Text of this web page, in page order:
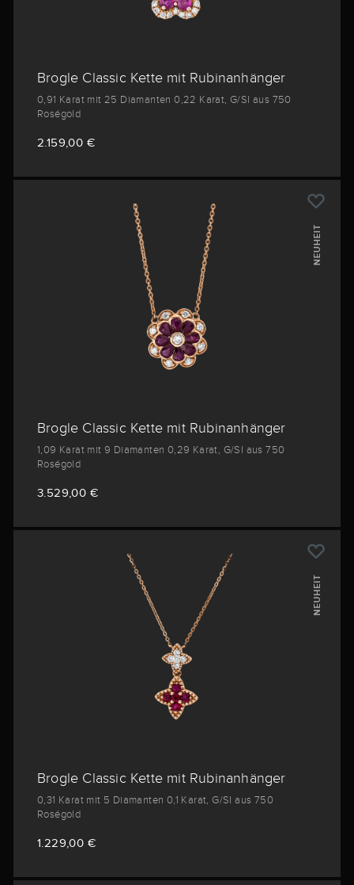
Brogle Classic Kette mit Rubinanhänger
0,91 Karat mit 25 Diamanten 0,22 Karat, G/SI aus 750
Roségold
2.159,00 €
NEUHEIT
Brogle Classic Kette mit Rubinanhänger
1,09 Karat mit 9 Diamanten 0,29 Karat, G/SI aus 750
Roségold
3.529,00 €
NEUHEIT
Brogle Classic Kette mit Rubinanhänger
0,31 Karat mit 5 Diamanten 0,1 Karat, G/SI aus 750
Roségold
1.229,00 €